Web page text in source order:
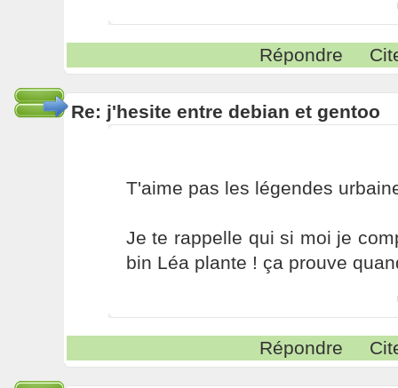
Répondre
Re: j'hesite entre debian et gentoo
T'aime pas les légendes
Je te rappelle qui si moi je
bin Léa plante ! ça prouve
Répondre